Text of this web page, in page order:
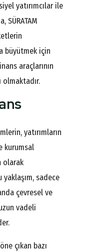
yatırımcılar ile
SÜRATAM
büyütmek için
araçlarının
olmaktadır.
yatırımların
kurumsal
olarak
sadece
çevresel ve
vadeli
çıkan bazı